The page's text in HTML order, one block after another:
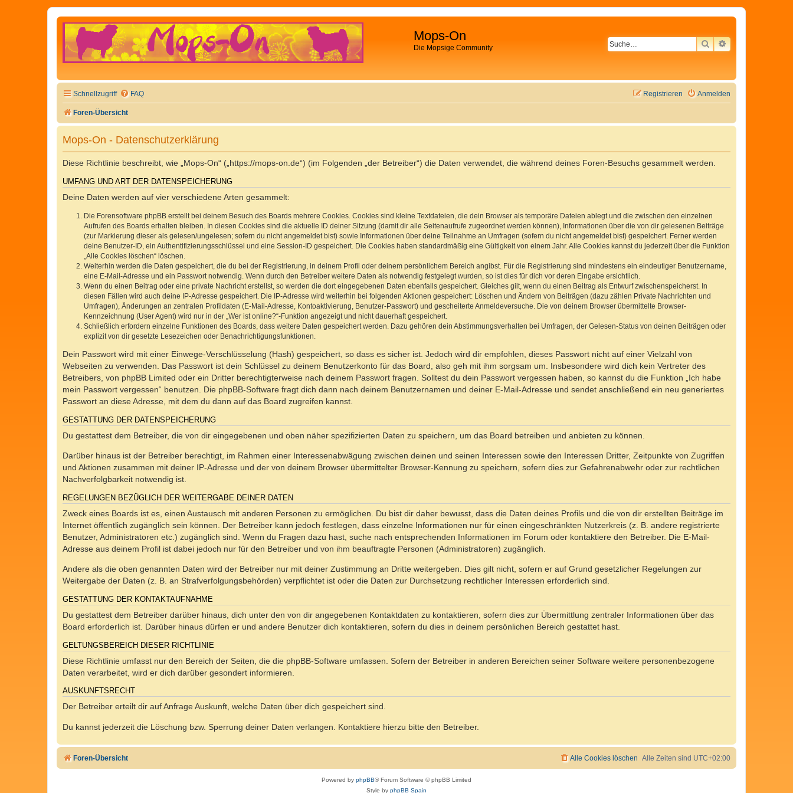
Mops-On
Die Mopsige Community SUCHEERWEITERTE
Schnellzugriff FAQ Anmelden
Registrieren
Foren-Übersicht
Mops-On - Datenschutzerklärung
Diese Richtlinie beschreibt, wie „Mops-On“ („https://mops-on.de“) (im Folgenden „der Betreiber“) die Daten verwendet, die während deines Foren-Besuchs gesammelt werden.
UMFANG UND ART DER DATENSPEICHERUNG
Deine Daten werden auf vier verschiedene Arten gesammelt:
Die Forensoftware phpBB erstellt bei deinem Besuch des Boards mehrere Cookies. Cookies sind kleine Textdateien, die dein Browser als temporäre Dateien ablegt und die zwischen den einzelnen
Aufrufen des Boards erhalten bleiben. In diesen Cookies sind die aktuelle ID deiner Sitzung (damit dir alle Seitenaufrufe zugeordnet werden können), Informationen über die von dir gelesenen Beiträge
(zur Markierung dieser als gelesen/ungelesen; sofern du nicht angemeldet bist) sowie Informationen über deine Teilnahme an Umfragen (sofern du nicht angemeldet bist) gespeichert. Ferner werden
deine Benutzer-ID, ein Authentifizierungsschlüssel und eine Session-ID gespeichert. Die Cookies haben standardmäßig eine Gültigkeit von einem Jahr. Alle Cookies kannst du jederzeit über die Funktion
„Alle Cookies löschen“ löschen.
Weiterhin werden die Daten gespeichert, die du bei der Registrierung, in deinem Profil oder deinem persönlichem Bereich angibst. Für die Registrierung sind mindestens ein eindeutiger Benutzername,
eine E-Mail-Adresse und ein Passwort notwendig. Wenn durch den Betreiber weitere Daten als notwendig festgelegt wurden, so ist dies für dich vor deren Eingabe ersichtlich.
Wenn du einen Beitrag oder eine private Nachricht erstellst, so werden die dort eingegebenen Daten ebenfalls gespeichert. Gleiches gilt, wenn du einen Beitrag als Entwurf zwischenspeicherst. In
diesen Fällen wird auch deine IP-Adresse gespeichert. Die IP-Adresse wird weiterhin bei folgenden Aktionen gespeichert: Löschen und Ändern von Beiträgen (dazu zählen Private Nachrichten und
Umfragen), Änderungen an zentralen Profildaten (E-Mail-Adresse, Kontoaktivierung, Benutzer-Passwort) und gescheiterte Anmeldeversuche. Die von deinem Browser übermittelte Browser-
Kennzeichnung (User Agent) wird nur in der „Wer ist online?“-Funktion angezeigt und nicht dauerhaft gespeichert.
Schließlich erfordern einzelne Funktionen des Boards, dass weitere Daten gespeichert werden. Dazu gehören dein Abstimmungsverhalten bei Umfragen, der Gelesen-Status von deinen Beiträgen oder
explizit von dir gesetzte Lesezeichen oder Benachrichtigungsfunktionen.
Dein Passwort wird mit einer Einwege-Verschlüsselung (Hash) gespeichert, so dass es sicher ist. Jedoch wird dir empfohlen, dieses Passwort nicht auf einer Vielzahl von
Webseiten zu verwenden. Das Passwort ist dein Schlüssel zu deinem Benutzerkonto für das Board, also geh mit ihm sorgsam um. Insbesondere wird dich kein Vertreter des
Betreibers, von phpBB Limited oder ein Dritter berechtigterweise nach deinem Passwort fragen. Solltest du dein Passwort vergessen haben, so kannst du die Funktion „Ich habe
mein Passwort vergessen“ benutzen. Die phpBB-Software fragt dich dann nach deinem Benutzernamen und deiner E-Mail-Adresse und sendet anschließend ein neu generiertes
Passwort an diese Adresse, mit dem du dann auf das Board zugreifen kannst.
GESTATTUNG DER DATENSPEICHERUNG
Du gestattest dem Betreiber, die von dir eingegebenen und oben näher spezifizierten Daten zu speichern, um das Board betreiben und anbieten zu können.
Darüber hinaus ist der Betreiber berechtigt, im Rahmen einer Interessenabwägung zwischen deinen und seinen Interessen sowie den Interessen Dritter, Zeitpunkte von Zugriffen
und Aktionen zusammen mit deiner IP-Adresse und der von deinem Browser übermittelter Browser-Kennung zu speichern, sofern dies zur Gefahrenabwehr oder zur rechtlichen
Nachverfolgbarkeit notwendig ist.
REGELUNGEN BEZÜGLICH DER WEITERGABE DEINER DATEN
Zweck eines Boards ist es, einen Austausch mit anderen Personen zu ermöglichen. Du bist dir daher bewusst, dass die Daten deines Profils und die von dir erstellten Beiträge im
Internet öffentlich zugänglich sein können. Der Betreiber kann jedoch festlegen, dass einzelne Informationen nur für einen eingeschränkten Nutzerkreis (z. B. andere registrierte
Benutzer, Administratoren etc.) zugänglich sind. Wenn du Fragen dazu hast, suche nach entsprechenden Informationen im Forum oder kontaktiere den Betreiber. Die E-Mail-
Adresse aus deinem Profil ist dabei jedoch nur für den Betreiber und von ihm beauftragte Personen (Administratoren) zugänglich.
Andere als die oben genannten Daten wird der Betreiber nur mit deiner Zustimmung an Dritte weitergeben. Dies gilt nicht, sofern er auf Grund gesetzlicher Regelungen zur
Weitergabe der Daten (z. B. an Strafverfolgungsbehörden) verpflichtet ist oder die Daten zur Durchsetzung rechtlicher Interessen erforderlich sind.
GESTATTUNG DER KONTAKTAUFNAHME
Du gestattest dem Betreiber darüber hinaus, dich unter den von dir angegebenen Kontaktdaten zu kontaktieren, sofern dies zur Übermittlung zentraler Informationen über das
Board erforderlich ist. Darüber hinaus dürfen er und andere Benutzer dich kontaktieren, sofern du dies in deinem persönlichen Bereich gestattet hast.
GELTUNGSBEREICH DIESER RICHTLINIE
Diese Richtlinie umfasst nur den Bereich der Seiten, die die phpBB-Software umfassen. Sofern der Betreiber in anderen Bereichen seiner Software weitere personenbezogene
Daten verarbeitet, wird er dich darüber gesondert informieren.
AUSKUNFTSRECHT
Der Betreiber erteilt dir auf Anfrage Auskunft, welche Daten über dich gespeichert sind.
Du kannst jederzeit die Löschung bzw. Sperrung deiner Daten verlangen. Kontaktiere hierzu bitte den Betreiber.
Foren-Übersicht Alle Zeiten sind UTC+02:00
Alle Cookies löschen
Powered by phpBB® Forum Software © phpBB Limited
Style by phpBB Spain